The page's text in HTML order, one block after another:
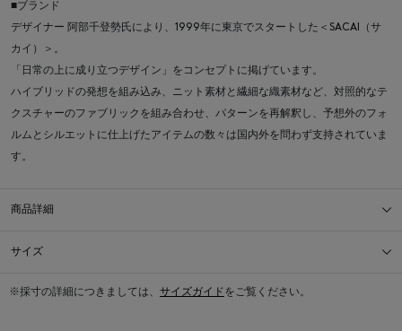
■ブランド
デザイナー 阿部千登勢氏により、1999年に東京でスタートした＜SACAI（サ
カイ）＞。
「日常の上に成り立つデザイン」をコンセプトに掲げています。
ハイブリッドの発想を組み込み、ニット素材と繊細な織素材など、対照的なテ
クスチャーのファブリックを組み合わせ、パターンを再解釈し、予想外のフォ
ルムとシルエットに仕上げたアイテムの数々は国内外を問わず支持されていま
す。
商品詳細
サイズ
※採寸の詳細につきましては、 サイズガイドをご覧ください。